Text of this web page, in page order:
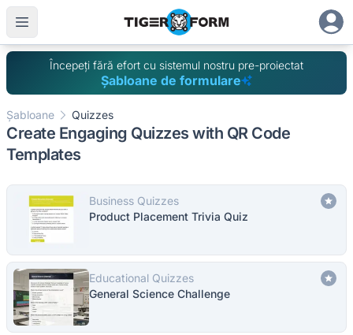
Începeți fără efort cu sistemul nostru pre-proiectat
Șabloane de formulare
Șabloane Quizzes
Create Engaging Quizzes with QR Code
Templates
Business Quizzes
Product Placement Trivia Quiz
Educational Quizzes
General Science Challenge